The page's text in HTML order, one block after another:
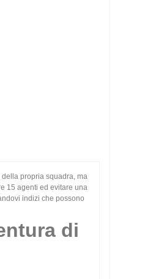
propria squadra, ma
15 agenti ed evitare una
indizi che possono
di